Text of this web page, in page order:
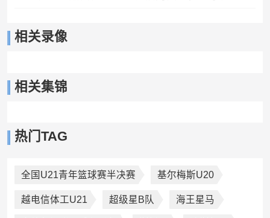
相关录像
相关集锦
热门TAG
全国U21青年篮球赛半决赛 基尔梅斯U20
越电信体工U21 超级星B队 海王星马